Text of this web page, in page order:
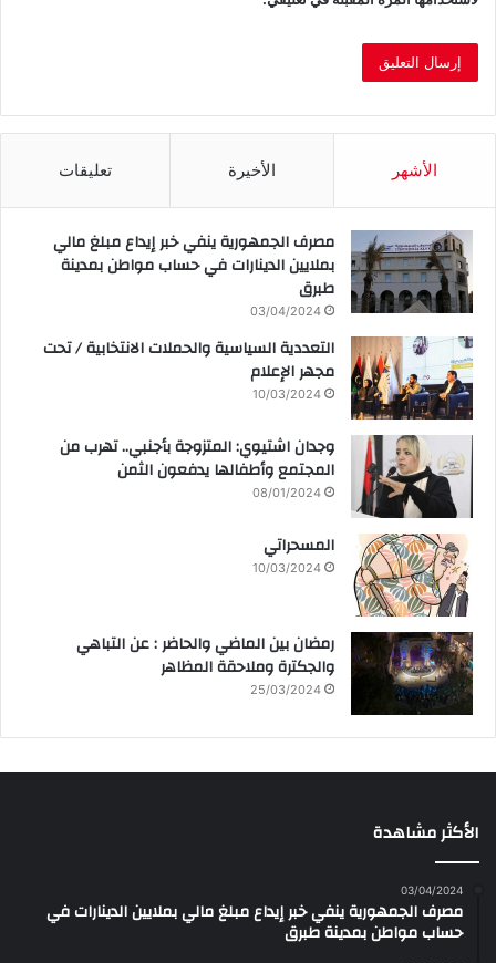
الأشهر الأخيرة تعليقات
مصرف الجمهورية ينفي خبر إيداع مبلغ مالي
بملايين الدينارات في حساب مواطن بمدينة
طبرق
03/04/2024
التعددية السياسية والحملات الانتخابية / تحت
مجهر الإعلام
10/03/2024
وجدان اشتيوي: المتزوجة بأجنبي.. تهرب من
المجتمع وأطفالها يدفعون الثمن
08/01/2024
المسحراتي
10/03/2024
رمضان بين الماضي والحاضر : عن التباهي
والجكترة وملاحقة المظاهر
25/03/2024
الأكثر مشاهدة
03/04/2024
مصرف الجمهورية ينفي خبر إيداع مبلغ مالي بملايين الدينارات في
حساب مواطن بمدينة طبرق